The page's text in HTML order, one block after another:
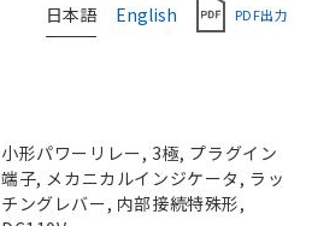
日本語 English PDF出力
小形パワーリレー, 3極, プラグイン
端子, メカニカルインジケータ, ラッ
チングレバー, 内部接続特殊形,